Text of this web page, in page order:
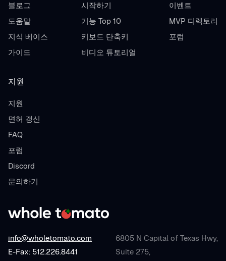
info@wholetomato.com
E-Fax: 512.226.8441
6805 N Capital of Texas Hwy,
Suite 275,
블로그
도움말
지식 베이스
가이드
시작하기
기능 Top 10
키보드 단축키
비디오 튜토리얼
이벤트
MVP 디렉토리
포럼
지원
지원
면허 갱신
FAQ
포럼
Discord
문의하기